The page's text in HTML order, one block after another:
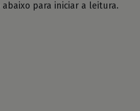
abaixo para iniciar a leitura.